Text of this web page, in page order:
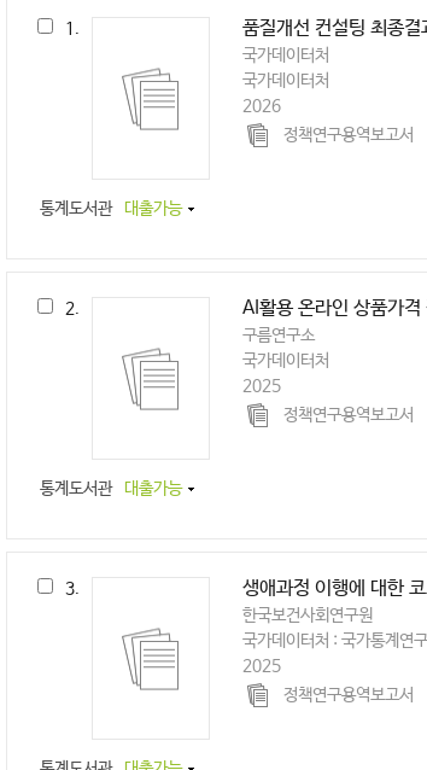
1. 품질개선 컨설팅 최종결
국가데이터처
국가데이터처
2026
정책연구용역보고서
통계도서관 대출가능
2. AI활용 온라인 상품가격
구름연구소
국가데이터처
2025
정책연구용역보고서
통계도서관 대출가능
3. 생애과정 이행에 대한
한국보건사회연구원
국가데이터처 : 국가통계연
2025
정책연구용역보고서